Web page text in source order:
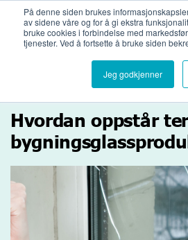
På denne siden brukes
av sidene våre og for å gi ekstra
bruke cookies i forbindelse med
tjenester. Ved å fortsette å bruke siden
Jeg godkjenner
Hvordan oppstår